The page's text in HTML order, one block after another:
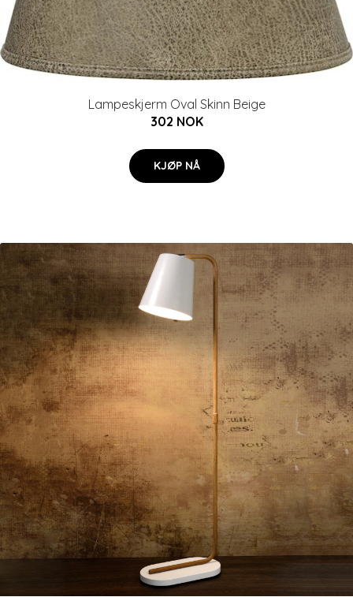
Lampeskjerm Oval Skinn Beige
302 NOK
KJØP NÅ